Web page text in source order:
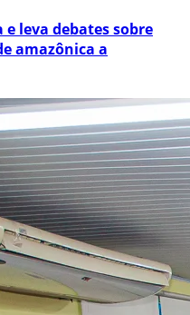
leva debates sobre
amazônica a